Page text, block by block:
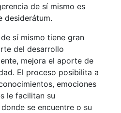
de sí mismo es
desiderátum.
sí mismo tiene gran
del desarrollo
mejora el aporte de
El proceso posibilita a
emociones
le facilitan su
se encuentre o su